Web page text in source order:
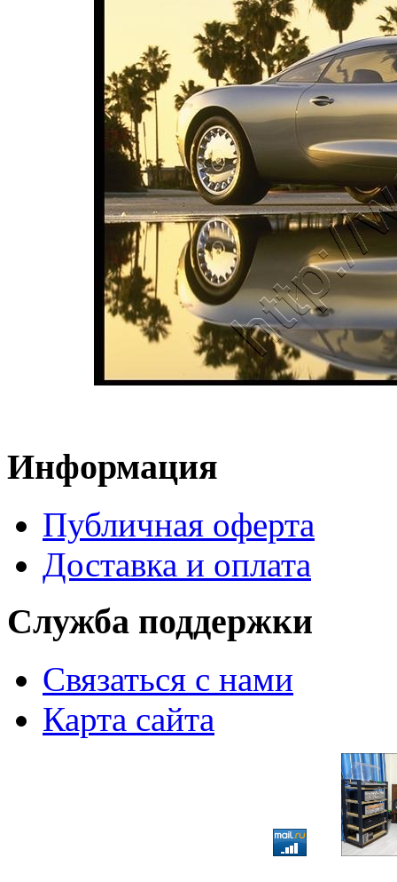
Информация
Публичная оферта
Доставка и оплата
Служба поддержки
Связаться с нами
Карта сайта